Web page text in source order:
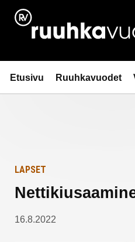
Siirry
sisältöön
Ruuhkavuodet.fi
Etusivu Ruuhkavuodet
Etusivulle
LAPSET
16.8.2022